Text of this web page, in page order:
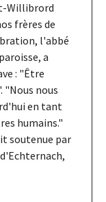
Willibrord
frères de
l'abbé
a
: "Être
nous
en tant
humains."
soutenue par